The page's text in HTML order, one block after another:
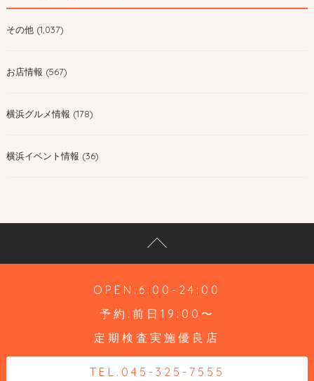
その他 (1,037)
お店情報 (567)
横浜グルメ情報 (178)
横浜イベント情報 (36)
OPEN.6:00-24:00
予約.前日19:00〜
定期検査実施優良店
TEL.045-325-7555